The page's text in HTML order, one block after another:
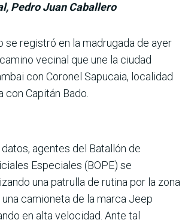
Pedro Juan Caballero
se registró en la madru­gada de ayer
vecinal que une la ciudad
con Coronel Sapucaia, loca­lidad
Capitán Bado.
agentes del Batallón de
Especiales (BOPE) se
una patrulla de rutina por la zona
camioneta de la marca Jeep
en alta velocidad. Ante tal